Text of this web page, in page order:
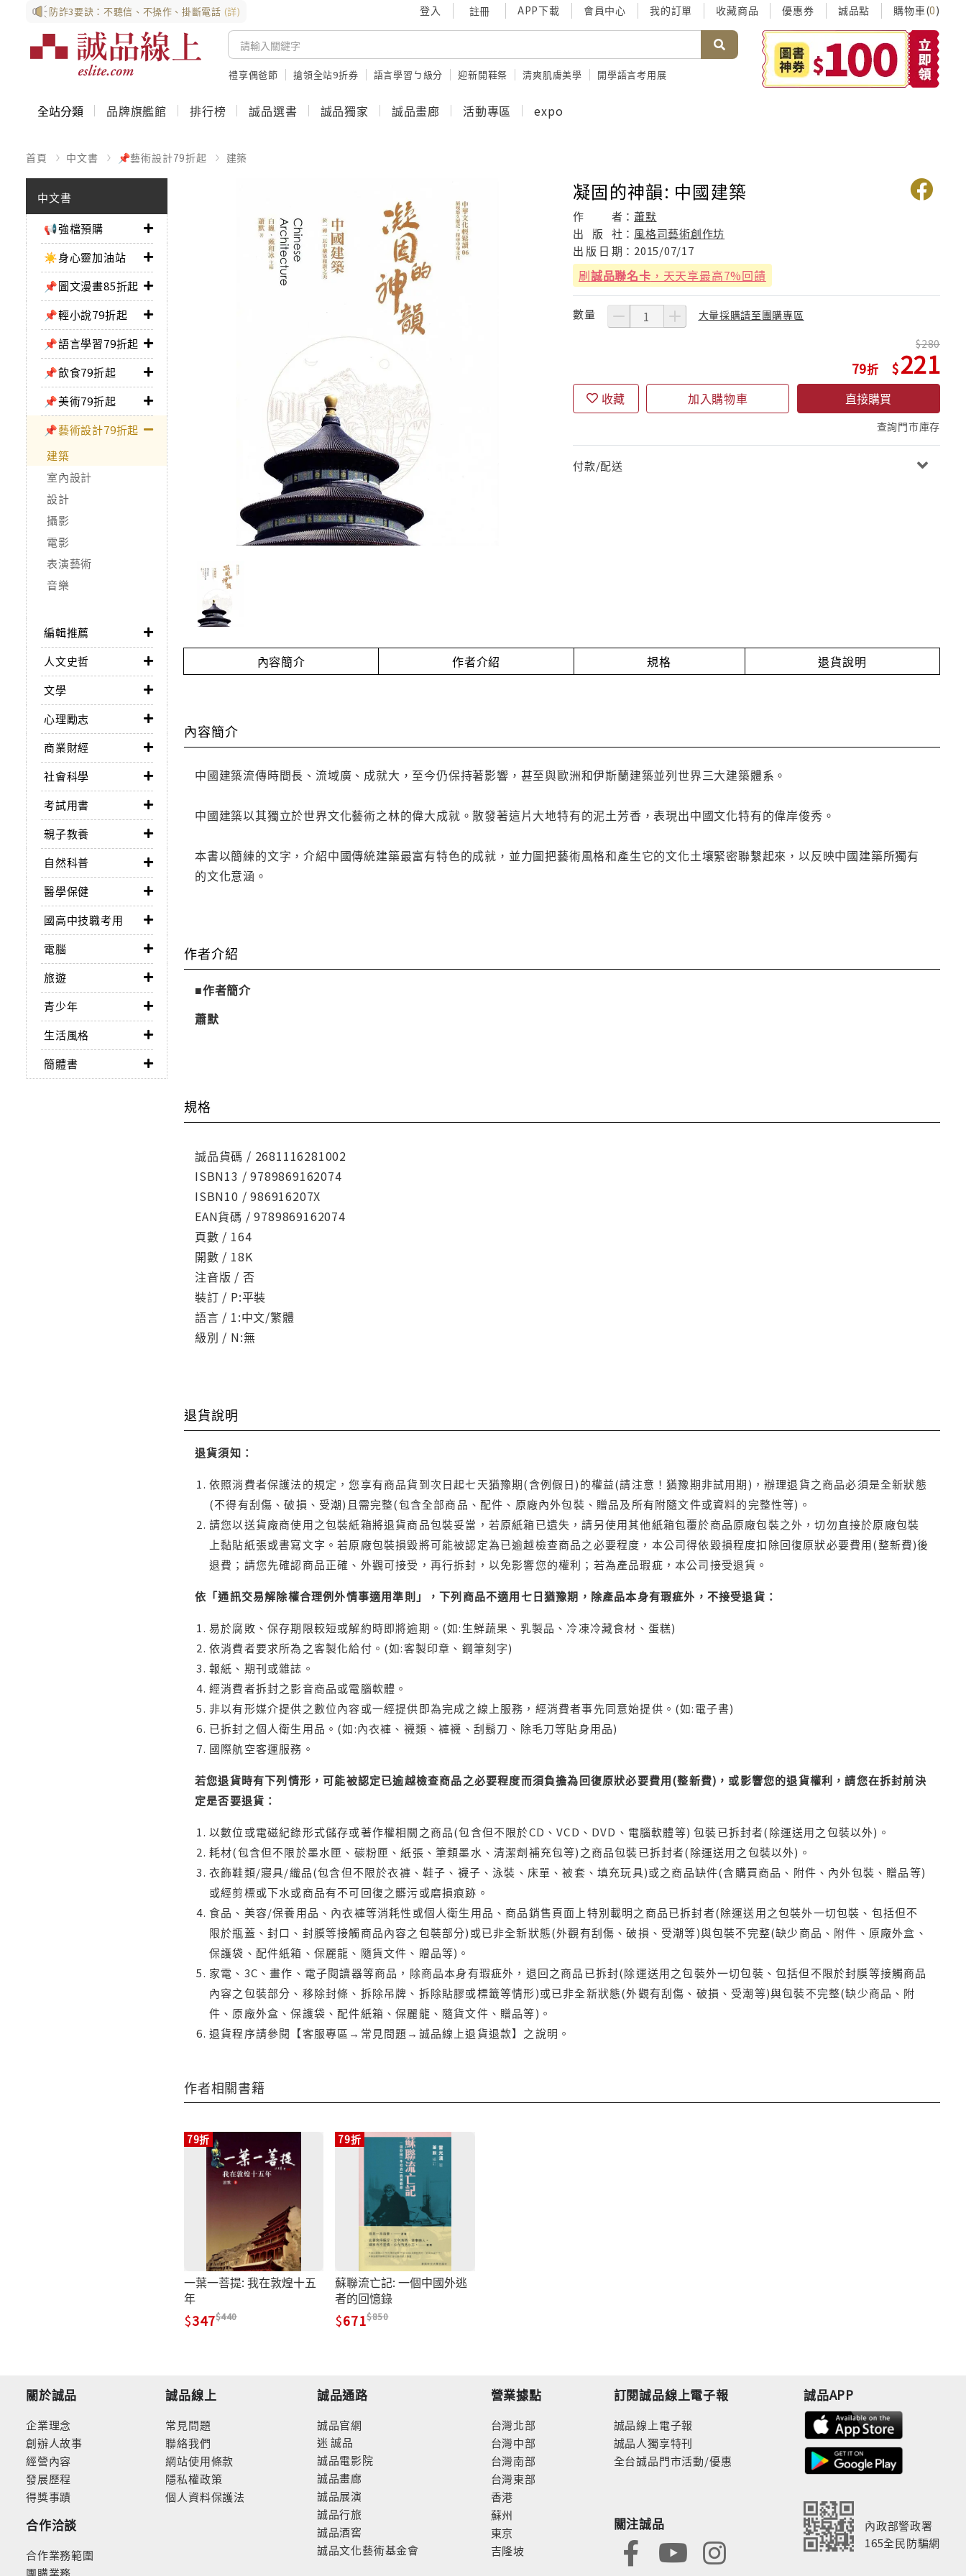
防詐3要訣：不聽信、不操作、掛斷電話 (詳) 登入 註冊 APP下載 會員中心 我的訂單 收藏商品 優惠券 誠品點 購物車(0)
禮享偶爸節 搶領全站9折券 語言學習ㄅ級分 迎新開鞋祭 清爽肌膚美學 開學語言考用展
全站分類 品牌旗艦館 排行榜 誠品選書 誠品獨家 誠品畫廊 活動專區 expo
首頁 中文書 📌藝術設計79折起 建築
中文書
📢強檔預購
☀️身心靈加油站
📌圖文漫畫85折起
📌輕小說79折起
📌語言學習79折起
📌飲食79折起
📌美術79折起
📌藝術設計79折起
建築
室內設計
設計
攝影
電影
表演藝術
音樂
編輯推薦
人文史哲
文學
心理勵志
商業財經
社會科學
考試用書
親子教養
自然科普
醫學保健
國高中技職考用
電腦
旅遊
青少年
生活風格
簡體書
凝固的神韻: 中國建築
作 者：蕭默
出
版 社： 風格司藝術創作坊
出 版 日 期： 2015/07/17
刷誠品聯名卡 ，天天享最高7%回饋
數量 大量採購請至團購專區
79
280
221
收藏 加入購物車 直接購買
查詢門市庫存
付款/配送
內容簡介 作者介紹 規格 退貨說明
內容簡介
中國建築流傳時間長、流域廣、成就大，至今仍保持著影響，甚至與歐洲和伊斯蘭建築並列世界三大建築體系。
中國建築以其獨立於世界文化藝術之林的偉大成就。散發著這片大地特有的泥土芳香，表現出中國文化特有的偉岸俊秀。
本書以簡練的文字，介紹中國傳統建築最富有特色的成就，並力圖把藝術風格和產生它的文化土壤緊密聯繫起來，以反映中國建築所獨有
的文化意涵。
作者介紹
■作者簡介
蕭默
規格
誠品貨碼 / 2681116281002
ISBN13 / 9789869162074
ISBN10 / 986916207X
EAN貨碼 / 9789869162074
頁數 / 164
開數 / 18K
注音版 / 否
裝訂 / P:平裝
語言 / 1:中文/繁體
級別 / N:無
退貨說明
退貨須知：
依照消費者保護法的規定，您享有商品貨到次日起七天猶豫期(含例假日)的權益(請注意！猶豫期非試用期)，辦理退貨之商品必須是全新狀態
(不得有刮傷、破損、受潮)且需完整(包含全部商品、配件、原廠內外包裝、贈品及所有附隨文件或資料的完整性等)。
請您以送貨廠商使用之包裝紙箱將退貨商品包裝妥當，若原紙箱已遺失，請另使用其他紙箱包覆於商品原廠包裝之外，切勿直接於原廠包裝
上黏貼紙張或書寫文字。若原廠包裝損毀將可能被認定為已逾越檢查商品之必要程度，本公司得依毀損程度扣除回復原狀必要費用(整新費)後
退費；請您先確認商品正確、外觀可接受，再行拆封，以免影響您的權利；若為產品瑕疵，本公司接受退貨。
依「通訊交易解除權合理例外情事適用準則」，下列商品不適用七日猶豫期，除產品本身有瑕疵外，不接受退貨：
易於腐敗、保存期限較短或解約時即將逾期。(如:生鮮蔬果、乳製品、冷凍冷藏食材、蛋糕)
依消費者要求所為之客製化給付。(如:客製印章、鋼筆刻字)
報紙、期刊或雜誌。
經消費者拆封之影音商品或電腦軟體。
非以有形媒介提供之數位內容或一經提供即為完成之線上服務，經消費者事先同意始提供。(如:電子書)
已拆封之個人衛生用品。(如:內衣褲、襪類、褲襪、刮鬍刀、除毛刀等貼身用品)
國際航空客運服務。
若您退貨時有下列情形，可能被認定已逾越檢查商品之必要程度而須負擔為回復原狀必要費用(整新費)，或影響您的退貨權利，請您在拆封前決
定是否要退貨：
以數位或電磁紀錄形式儲存或著作權相關之商品(包含但不限於CD、VCD、DVD、電腦軟體等) 包裝已拆封者(除運送用之包裝以外)。
耗材(包含但不限於墨水匣、碳粉匣、紙張、筆類墨水、清潔劑補充包等)之商品包裝已拆封者(除運送用之包裝以外)。
衣飾鞋類/寢具/織品(包含但不限於衣褲、鞋子、襪子、泳裝、床單、被套、填充玩具)或之商品缺件(含購買商品、附件、內外包裝、贈品等)
或經剪標或下水或商品有不可回復之髒污或磨損痕跡。
食品、美容/保養用品、內衣褲等消耗性或個人衛生用品、商品銷售頁面上特別載明之商品已拆封者(除運送用之包裝外一切包裝、包括但不
限於瓶蓋、封口、封膜等接觸商品內容之包裝部分)或已非全新狀態(外觀有刮傷、破損、受潮等)與包裝不完整(缺少商品、附件、原廠外盒、
保護袋、配件紙箱、保麗龍、隨貨文件、贈品等)。
家電、3C、畫作、電子閱讀器等商品，除商品本身有瑕疵外，退回之商品已拆封(除運送用之包裝外一切包裝、包括但不限於封膜等接觸商品
內容之包裝部分、移除封條、拆除吊牌、拆除貼膠或標籤等情形)或已非全新狀態(外觀有刮傷、破損、受潮等)與包裝不完整(缺少商品、附
件、原廠外盒、保護袋、配件紙箱、保麗龍、隨貨文件、贈品等)。
退貨程序請參閱【客服專區→常見問題→誠品線上退貨退款】之說明。
作者相關書籍
79折
一葉一菩提: 我在敦煌十五
年
347 440
79折
蘇聯流亡記: 一個中國外逃
者的回憶錄
671 850
關於誠品
企業理念
創辦人故事
經營內容
發展歷程
得獎事蹟
合作洽談
合作業務範圍
團購業務
誠品線上
常見問題
聯絡我們
網站使用條款
隱私權政策
個人資料保護法
誠品通路
誠品官網
迷 誠品
誠品電影院
誠品畫廊
誠品展演
誠品行旅
誠品酒窖
誠品文化藝術基金會
營業據點
台灣北部
台灣中部
台灣南部
台灣東部
香港
蘇州
東京
吉隆坡
訂閱誠品線上電子報
誠品線上電子報
誠品人獨享特刊
全台誠品門市活動/優惠
關注誠品
誠品APP
內政部警政署
165全民防騙網